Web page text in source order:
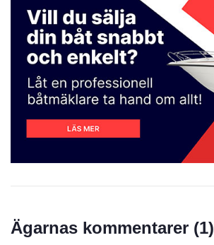
Prisstatistik
Ägarnas kommentarer (1)